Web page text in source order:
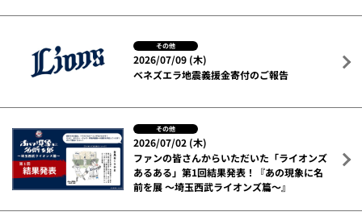
その他
2026/07/09 (木)
ベネズエラ地震義援金寄付のご報告
その他
2026/07/02 (木)
ファンの皆さんからいただいた「ライオンズ
あるある」第1回結果発表！『あの現象に名
前を展 ～埼玉西武ライオンズ篇～』